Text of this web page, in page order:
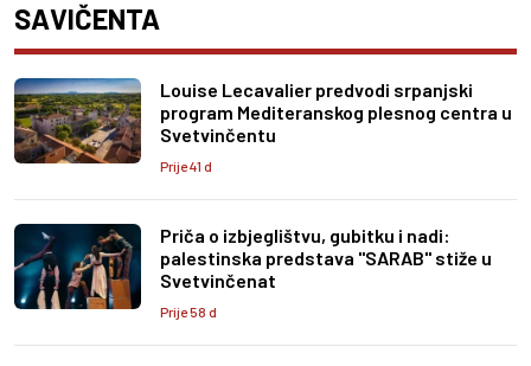
SAVIČENTA
Louise Lecavalier predvodi srpanjski
program Mediteranskog plesnog centra u
Svetvinčentu
Prije 41 d
Priča o izbjeglištvu, gubitku i nadi:
palestinska predstava "SARAB" stiže u
Svetvinčenat
Prije 58 d